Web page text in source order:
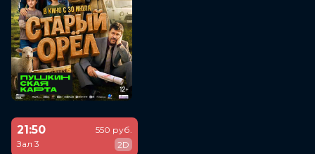
21:50
Зал 3
550 руб.
2D